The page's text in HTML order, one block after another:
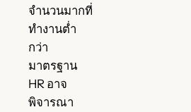
จำนวนมากที่
ทำงานต่ำ
กว่า
มาตรฐาน
HR อาจ
พิจารณา